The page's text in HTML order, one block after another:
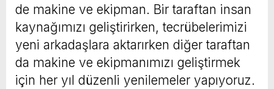
de makine ve ekipman. Bir taraftan insan
kaynağımızı geliştirirken, tecrübelerimizi
yeni arkadaşlara aktarırken diğer taraftan
da makine ve ekipmanımızı geliştirmek
için her yıl düzenli yenilemeler yapıyoruz.